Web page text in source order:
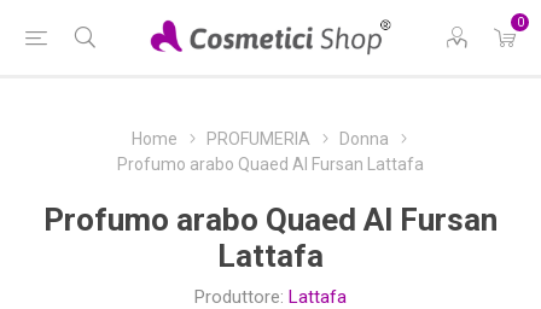
0
Home PROFUMERIA
Donna
Profumo arabo Quaed Al Fursan Lattafa
Profumo arabo Quaed Al Fursan
Lattafa
Produttore: Lattafa